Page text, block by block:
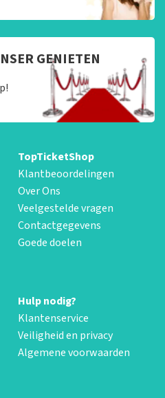
GENIETEN
TopTicketShop
Klantbeoordelingen
Over Ons
Veelgestelde vragen
Contactgegevens
Goede doelen
Hulp nodig?
Klantenservice
Veiligheid en privacy
Algemene voorwaarden